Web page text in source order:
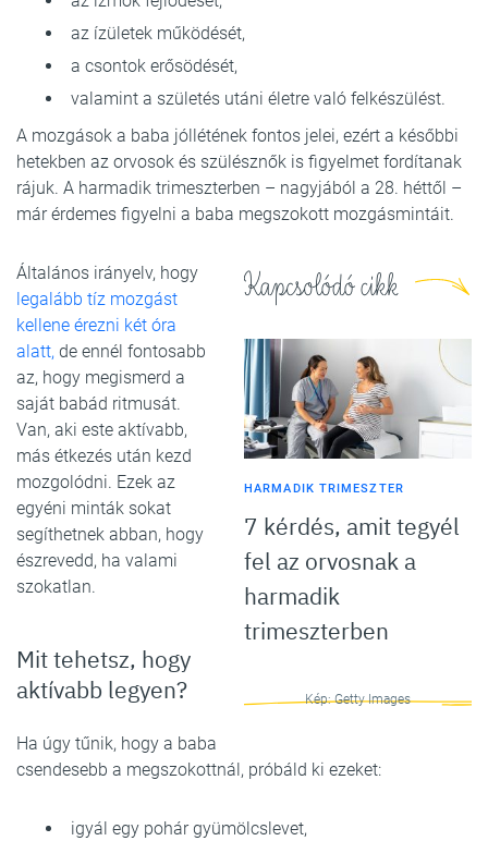
az ízületek működését,
a csontok erősödését,
valamint a születés utáni életre való felkészülést.
A mozgások a baba jóllétének fontos jelei, ezért a későbbi
hetekben az orvosok és szülésznők is figyelmet fordítanak
rájuk. A harmadik trimeszterben – nagyjából a 28. héttől –
már érdemes figyelni a baba megszokott mozgásmintáit.
Kapcsolódó cikk
HARMADIK TRIMESZTER
7 kérdés, amit tegyél
fel az orvosnak a
harmadik
trimeszterben
Kép: Getty Images
Általános irányelv, hogy
legalább tíz mozgást
kellene érezni két óra
alatt, de ennél fontosabb
az, hogy megismerd a
saját babád ritmusát.
Van, aki este aktívabb,
más étkezés után kezd
mozgolódni. Ezek az
egyéni minták sokat
segíthetnek abban, hogy
észrevedd, ha valami
szokatlan.
Mit tehetsz, hogy
aktívabb legyen?
Ha úgy tűnik, hogy a baba
csendesebb a megszokottnál, próbáld ki ezeket:
igyál egy pohár gyümölcslevet,